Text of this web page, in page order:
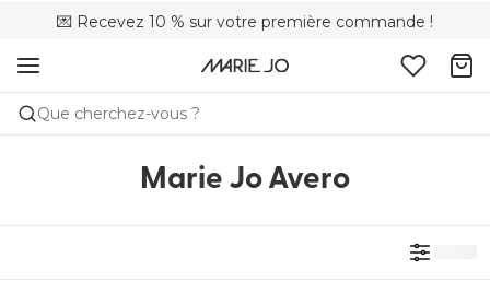
💌 Recevez 10 % sur votre première commande !
🚚 Livraison gratuite à partir de CHF 150
📦 Retours gratuits
Que cherchez-vous ?
Marie Jo Avero